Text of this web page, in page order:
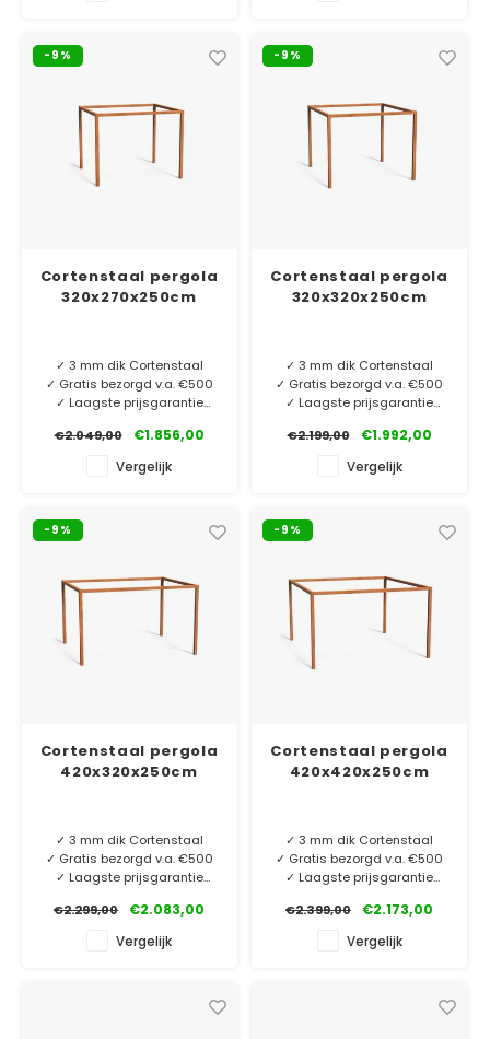
met een lange levensduur!
-9%
Cortenstaal pergola
320x270x250cm
✓ 3 mm dik Cortenstaal
✓ Gratis bezorgd v.a. €500
✓ Laagste prijsgarantie
Deze robuuste pergola is
gemaakt van cortenstaal
€2.049,00 €1.856,00
Vergelijk
-9%
Cortenstaal pergola
320x320x250cm
✓ 3 mm dik Cortenstaal
✓ Gratis bezorgd v.a. €500
✓ Laagste prijsgarantie
Deze robuuste pergola is
gemaakt van cortenstaal
€2.199,00 €1.992,00
Vergelijk
-9%
Cortenstaal pergola
420x320x250cm
✓ 3 mm dik Cortenstaal
✓ Gratis bezorgd v.a. €500
✓ Laagste prijsgarantie
Deze robuuste pergola is
gemaakt van cortenstaal
€2.299,00 €2.083,00
Vergelijk
-9%
Cortenstaal pergola
420x420x250cm
✓ 3 mm dik Cortenstaal
✓ Gratis bezorgd v.a. €500
✓ Laagste prijsgarantie
Deze robuuste pergola is
gemaakt van cortenstaal
€2.399,00 €2.173,00
Vergelijk